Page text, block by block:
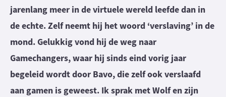
jarenlang meer in de virtuele wereld leefde dan in
de echte. Zelf neemt hij het woord ‘verslaving’ in de
mond. Gelukkig vond hij de weg naar
Gamechangers, waar hij sinds eind vorig jaar
begeleid wordt door Bavo, die zelf ook verslaafd
aan gamen is geweest. Ik sprak met Wolf en zijn